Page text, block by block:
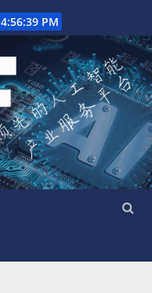
4:56:39 PM